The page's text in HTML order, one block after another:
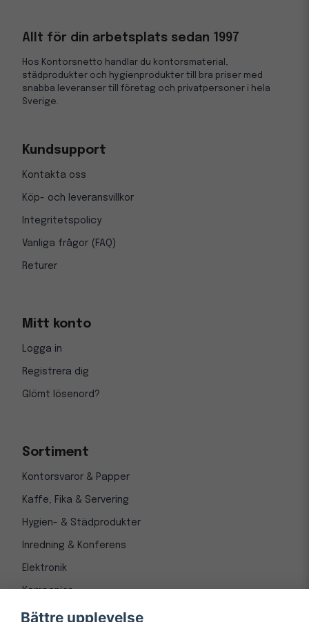
Allt för din arbetsplats sedan 1997
Hos Kontorsnetto handlar du kontorsmaterial,
städprodukter och hygienprodukter till bra priser med
snabba leveranser till företag och privatpersoner i hela
Sverige.
Kundsupport
Kontakta oss
Köp- och leveransvillkor
Integritetspolicy
Vanliga frågor (FAQ)
Returer
Mitt konto
Logga in
Registrera dig
Glömt lösenord?
Sortiment
Kontorsvaror & Papper
Kaffe, Fika & Servering
Hygien- & Städprodukter
Inredning & Konferens
Elektronik
Kampanjer
Bättre upplevelse